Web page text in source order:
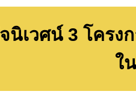
นิเวศน์ 3 โคร
ใ